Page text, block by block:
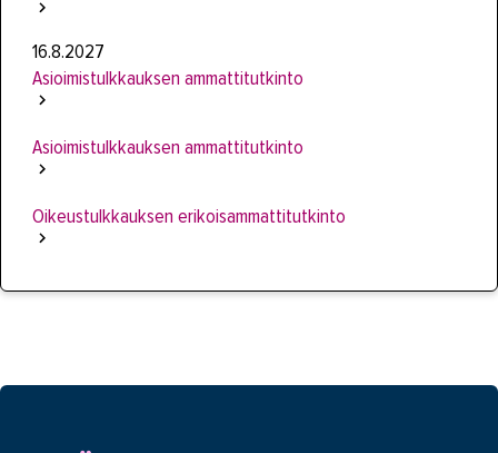
16.8.2027
Asioimistulkkauksen ammattitutkinto
Asioimistulkkauksen ammattitutkinto
Oikeustulkkauksen erikoisammattitutkinto